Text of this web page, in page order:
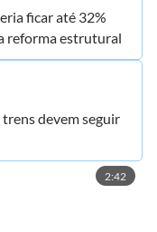
ficar até 32%
reforma estrutural
devem seguir
2:42